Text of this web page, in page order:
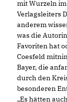
mit Wurzeln
Verlagsleiters
anderem
was die
Favoriten hat
Coesfeld
Bayer, die
durch den
besonderen
Es hätten